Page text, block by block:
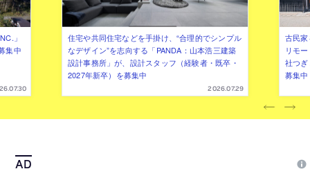
」
集中
住宅や共同住宅などを手掛け、“合理的でシンプル
なデザイン”を志向する「PANDA：山本浩三建築
設計事務所」が、設計スタッフ（経験者・既卒・
2027年新卒）を募集中
2026.07.29
古民
リモ
社つ
募集中